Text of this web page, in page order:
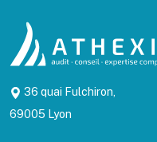
36 quai Fulchiron,
69005 Lyon